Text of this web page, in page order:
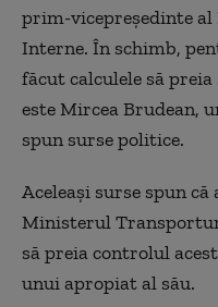
prim-vicepreședinte
Interne. În schimb,
făcut calculele să
este Mircea Brudean,
spun surse politice.
Aceleași surse spun
Ministerul
să preia controlul
unui apropiat al său.